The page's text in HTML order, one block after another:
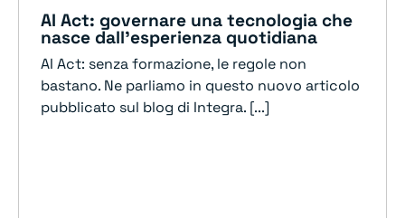
AI Act: governare una tecnologia che
nasce dall’esperienza quotidiana
AI Act: senza formazione, le regole non
bastano. Ne parliamo in questo nuovo articolo
pubblicato sul blog di Integra. [...]